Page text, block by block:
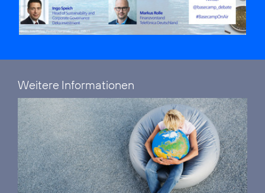
Weitere Informationen